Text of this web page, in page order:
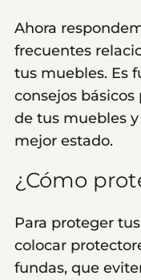
Ahora
frecuentes
tus muebles. Es
consejos
de tus muebles
mejor estado.
¿Cómo
Para proteger
colocar
fundas, que